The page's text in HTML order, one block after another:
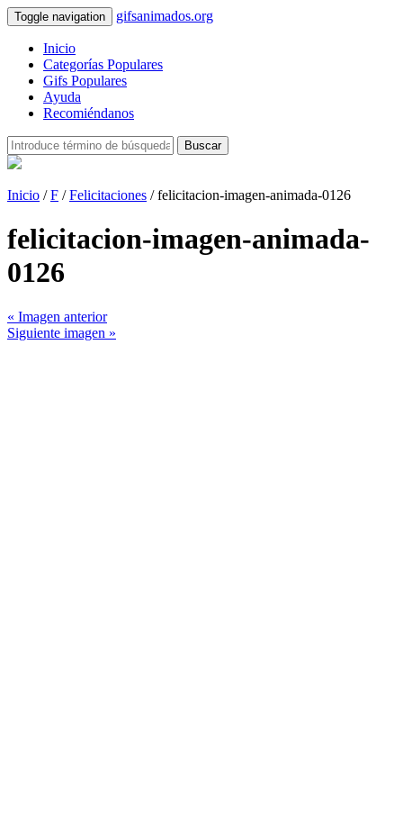
Toggle navigation gifsanimados.org
Inicio
Categorías Populares
Gifs Populares
Ayuda
Recomiéndanos
Buscar
Inicio /F /Felicitaciones / felicitacion-imagen-animada-0126
felicitacion-imagen-animada-
0126
« Imagen anterior
Siguiente imagen »